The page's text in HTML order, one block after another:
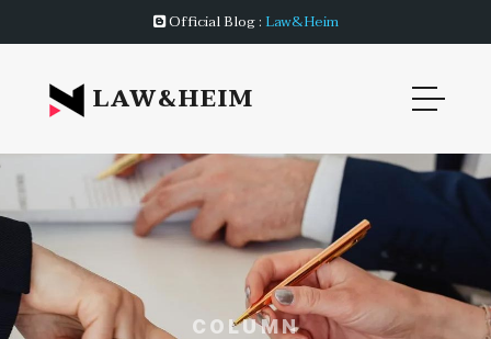
Official Blog : Law&Heim
LAW&HEIM
COLUMN